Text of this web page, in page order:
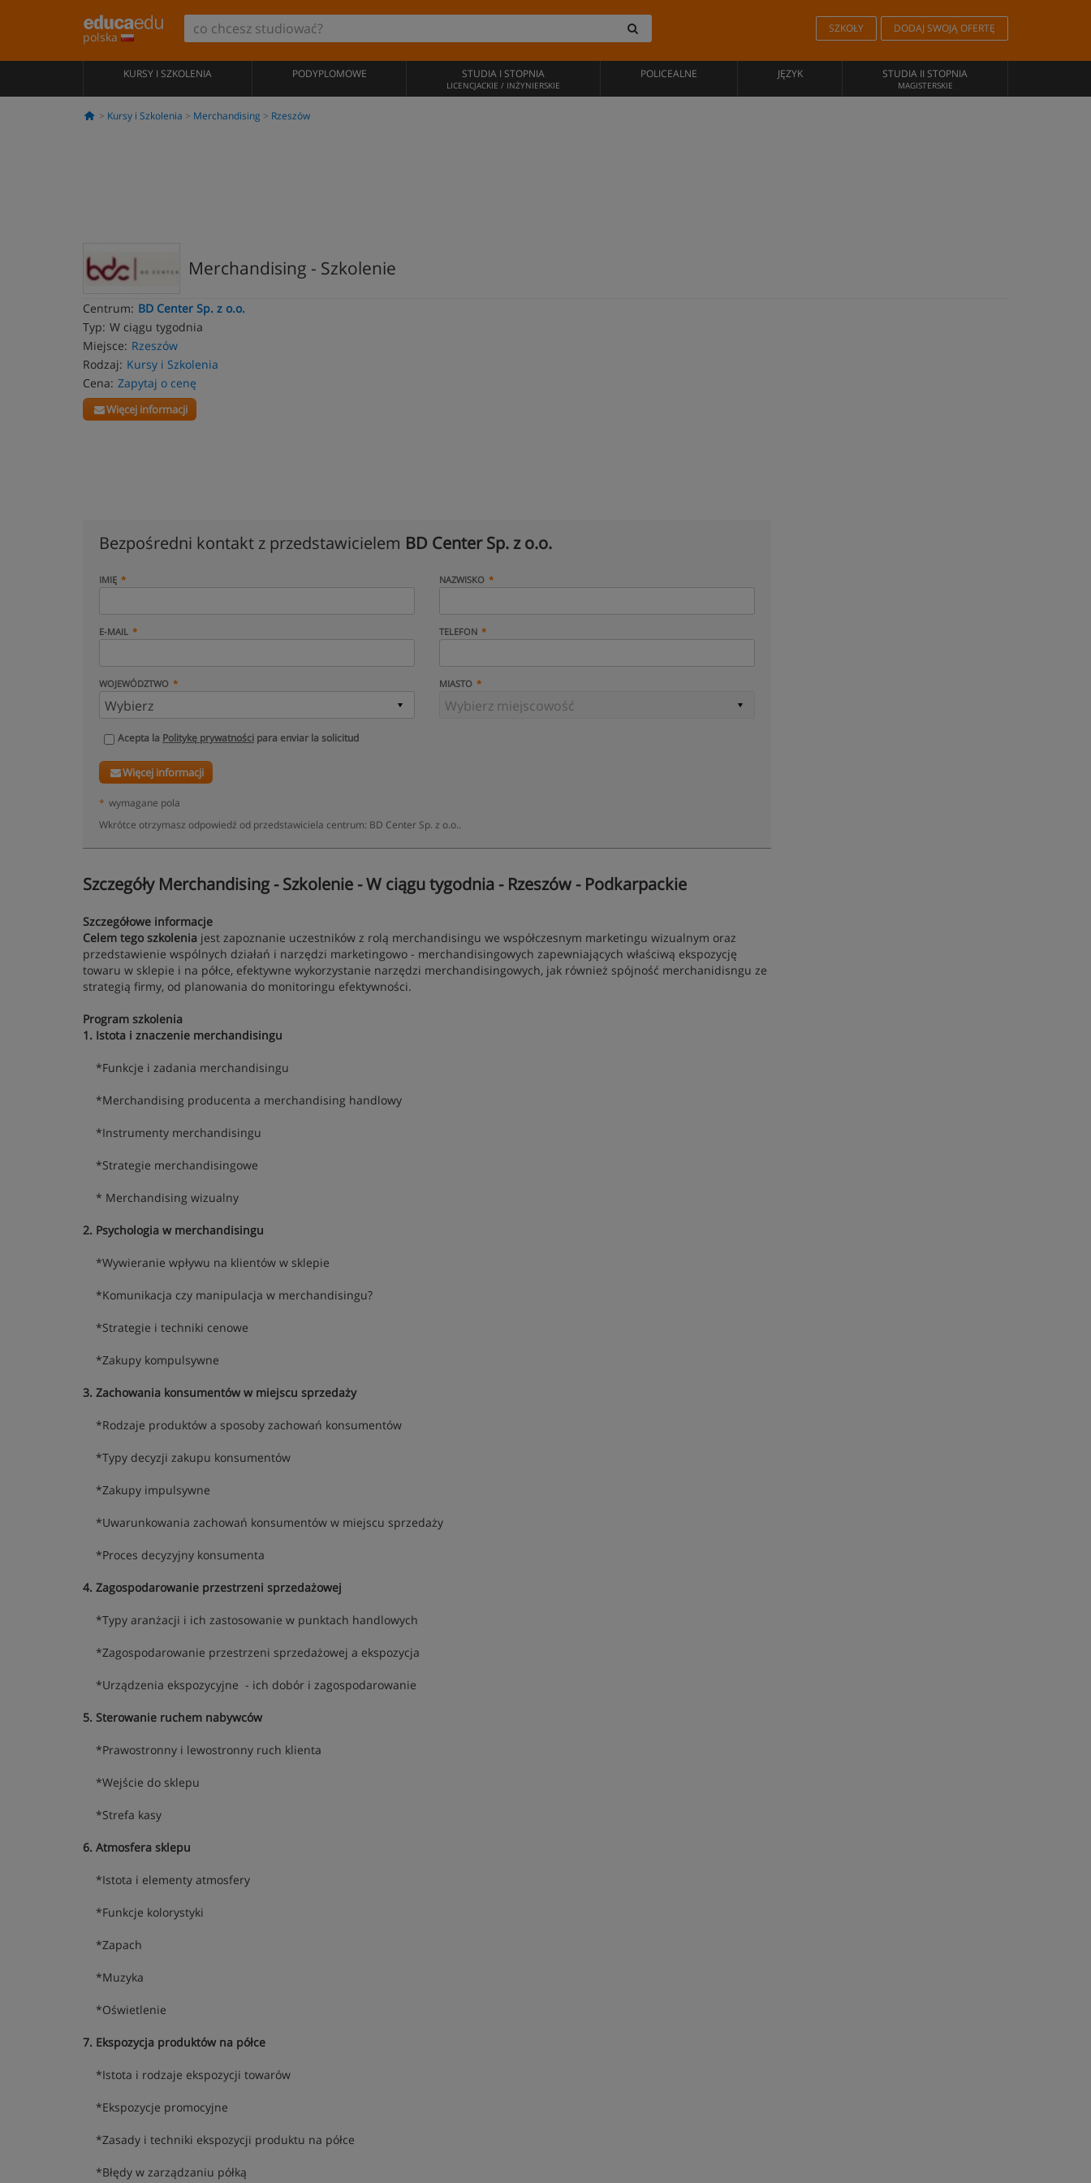
polska
SZKOŁY DODAJ SWOJĄ OFERTĘ
KURSY I SZKOLENIA PODYPLOMOWE STUDIA I STOPNIA
LICENCJACKIE / INŻYNIERSKIE
POLICEALNE JĘZYK STUDIA II STOPNIA
MAGISTERSKIE
Kursy i Szkolenia Merchandising Rzeszów
Merchandising - Szkolenie
Centrum: BD Center Sp. z o.o.
Typ: W ciągu tygodnia
Miejsce: Rzeszów
Rodzaj: Kursy i Szkolenia
Cena: Zapytaj o cenę
Więcej informacji
Bezpośredni kontakt z przedstawicielem BD Center Sp. z o.o.
IMIĘ NAZWISKO
E-MAIL TELEFON
WOJEWÓDZTWO MIASTO
Acepta la Politykę prywatności para enviar la solicitud
Więcej informacji
* wymagane pola
Wkrótce otrzymasz odpowiedź od przedstawiciela centrum: BD Center Sp. z o.o..
Szczegóły Merchandising - Szkolenie - W ciągu tygodnia - Rzeszów - Podkarpackie
Szczegółowe informacje
Celem tego szkolenia jest zapoznanie uczestników z rolą merchandisingu we współczesnym marketingu wizualnym oraz
przedstawienie wspólnych działań i narzędzi marketingowo - merchandisingowych zapewniających właściwą ekspozycję
towaru w sklepie i na półce, efektywne wykorzystanie narzędzi merchandisingowych, jak również spójność merchanidisngu ze
strategią firmy, od planowania do monitoringu efektywności.
Program szkolenia
1. Istota i znaczenie merchandisingu
*Funkcje i zadania merchandisingu
*Merchandising producenta a merchandising handlowy
*Instrumenty merchandisingu
*Strategie merchandisingowe
* Merchandising wizualny
2. Psychologia w merchandisingu
*Wywieranie wpływu na klientów w sklepie
*Komunikacja czy manipulacja w merchandisingu?
*Strategie i techniki cenowe
*Zakupy kompulsywne
3. Zachowania konsumentów w miejscu sprzedaży
*Rodzaje produktów a sposoby zachowań konsumentów
*Typy decyzji zakupu konsumentów
*Zakupy impulsywne
*Uwarunkowania zachowań konsumentów w miejscu sprzedaży
*Proces decyzyjny konsumenta
4. Zagospodarowanie przestrzeni sprzedażowej
*Typy aranżacji i ich zastosowanie w punktach handlowych
*Zagospodarowanie przestrzeni sprzedażowej a ekspozycja
*Urządzenia ekspozycyjne - ich dobór i zagospodarowanie
5. Sterowanie ruchem nabywców
*Prawostronny i lewostronny ruch klienta
*Wejście do sklepu
*Strefa kasy
6. Atmosfera sklepu
*Istota i elementy atmosfery
*Funkcje kolorystyki
*Zapach
*Muzyka
*Oświetlenie
7. Ekspozycja produktów na półce
*Istota i rodzaje ekspozycji towarów
*Ekspozycje promocyjne
*Zasady i techniki ekspozycji produktu na półce
*Błędy w zarządzaniu półką